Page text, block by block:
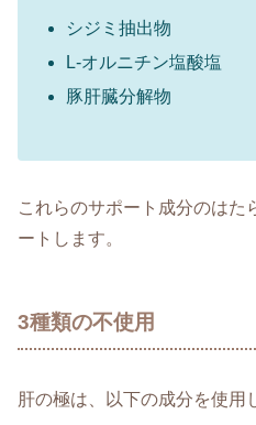
シジミ抽出物
L-オルニチン塩酸塩
豚肝臓分解物
これらのサポート成分のはた
ートします。
3種類の不使用
肝の極は、以下の成分を使用